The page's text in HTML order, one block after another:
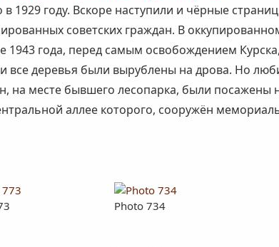
году. Вскоре наступили и чёрные
советских граждан. В
года, перед самым освобождением
все деревья были вырублены на дрова. Но
на месте бывшего лесопарка, были посажены
аллее которого, сооружён
Photo 734